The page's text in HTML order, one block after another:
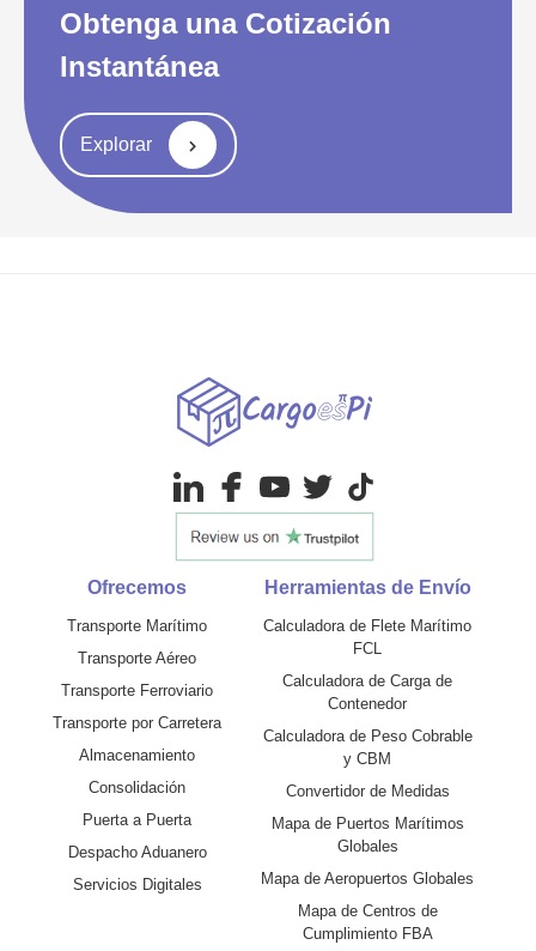
Obtenga una Cotización
Instantánea
Explorar
Ofrecemos
Transporte Marítimo
Transporte Aéreo
Transporte Ferroviario
Transporte por Carretera
Almacenamiento
Consolidación
Puerta a Puerta
Despacho Aduanero
Servicios Digitales
Herramientas de Envío
Calculadora de Flete Marítimo
FCL
Calculadora de Carga de
Contenedor
Calculadora de Peso Cobrable
y CBM
Convertidor de Medidas
Mapa de Puertos Marítimos
Globales
Mapa de Aeropuertos Globales
Mapa de Centros de
Cumplimiento FBA